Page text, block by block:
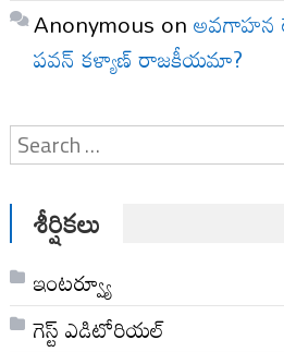
Anonymous onఅవగాహన
పవన్ కళ్యాణ్ రాజకీయమా?
శీర్షికలు
ఇంటర్వ్యూ
గెస్ట్ ఎడిటోరియల్